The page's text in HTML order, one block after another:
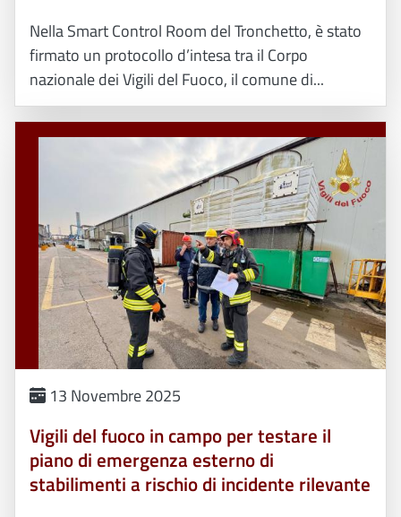
Nella Smart Control Room del Tronchetto, è stato
firmato un protocollo d’intesa tra il Corpo
nazionale dei Vigili del Fuoco, il comune di...
13 Novembre 2025
Vigili del fuoco in campo per testare il
piano di emergenza esterno di
stabilimenti a rischio di incidente rilevante